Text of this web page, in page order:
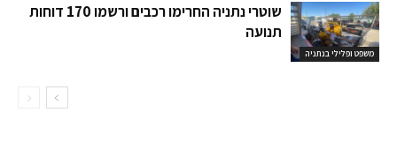
משפט ופלילי בנתניה
שוטרי נתניה החרימו רכבים ורשמו 170 דוחות
תנועה